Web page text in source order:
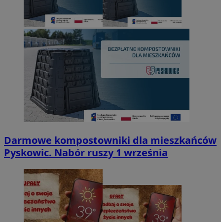
Darmowe kompostowniki dla mieszkańców
Pyskowic. Nabór ruszy 1 września